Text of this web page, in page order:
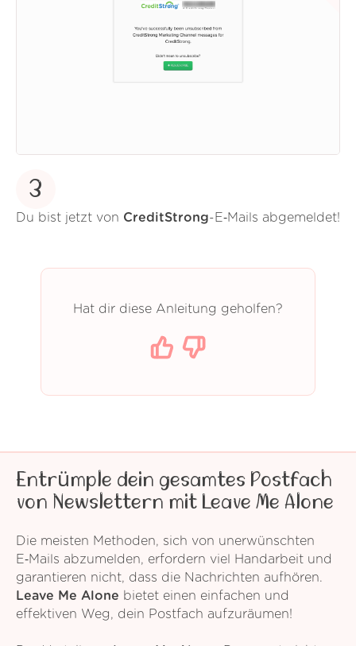
3
Du bist jetzt von CreditStrong-E‑Mails abgemeldet!
Hat dir diese Anleitung geholfen?
Entrümple dein gesamtes Postfach
von Newslettern mit Leave Me Alone
Die meisten Methoden, sich von unerwünschten
E‑Mails abzumelden, erfordern viel Handarbeit und
garantieren nicht, dass die Nachrichten aufhören.
Leave Me Alone bietet einen einfachen und
effektiven Weg, dein Postfach aufzuräumen!